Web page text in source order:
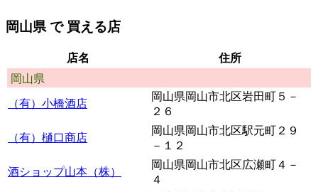
岡山県 で 買える店
店名
住所
岡山県
（有）小橋酒店
岡山県岡山市北区岩田町５－
２６
（有）樋口商店
岡山県岡山市北区駅元町２９
－１２
酒ショップ山本（株）
岡山県岡山市北区広瀬町４－
４